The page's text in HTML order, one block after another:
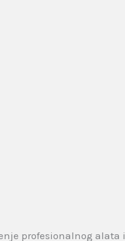
profesionalnog alata i